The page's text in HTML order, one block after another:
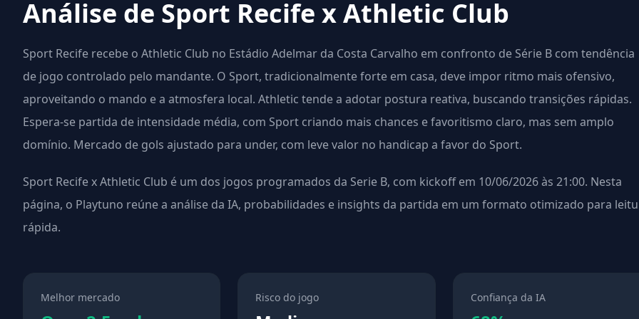
Análise de Sport Recife x Athletic Club
Sport Recife recebe o Athletic Club no Estádio Adelmar da Costa Carvalho em confronto de Série B com tendência
de jogo controlado pelo mandante. O Sport, tradicionalmente forte em casa, deve impor ritmo mais ofensivo,
aproveitando o mando e a atmosfera local. Athletic tende a adotar postura reativa, buscando transições rápidas.
Espera-se partida de intensidade média, com Sport criando mais chances e favoritismo claro, mas sem amplo
domínio. Mercado de gols ajustado para under, com leve valor no handicap a favor do Sport.
Sport Recife x Athletic Club é um dos jogos programados da Serie B, com kickoff em 10/06/2026 às 21:00. Nesta
página, o Playtuno reúne a análise da IA, probabilidades e insights da partida em um formato otimizado para
rápida.
Melhor mercado Risco do jogo Confiança da IA